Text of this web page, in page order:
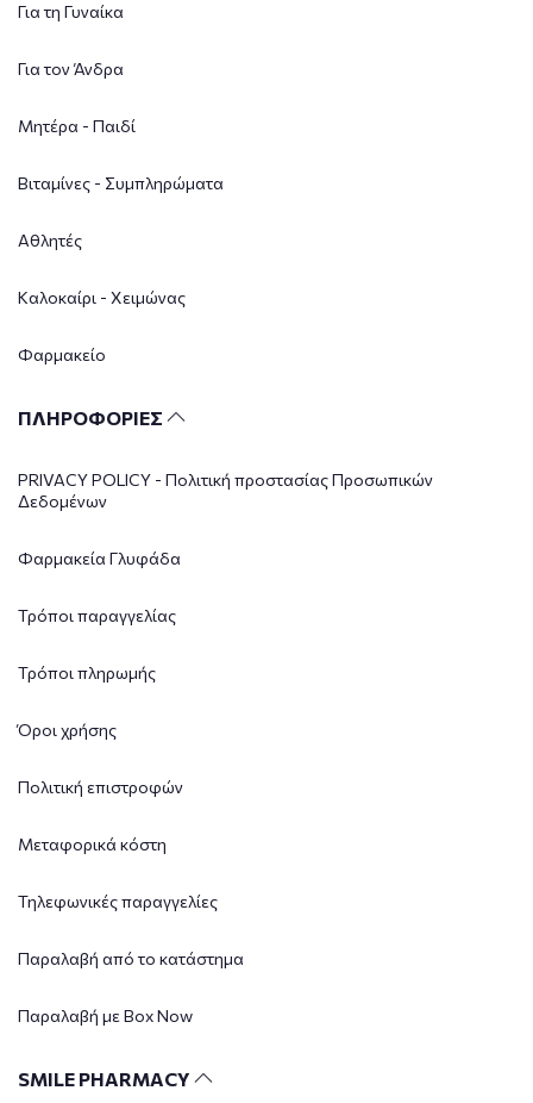
Για τη Γυναίκα
Για τον Άνδρα
Μητέρα - Παιδί
Βιταμίνες - Συμπληρώματα
Αθλητές
Καλοκαίρι - Χειμώνας
Φαρμακείο
ΠΛΗΡΟΦΟΡΙΕΣ
PRIVACY POLICY - Πολιτική προστασίας Προσωπικών
Δεδομένων
Φαρμακεία Γλυφάδα
Τρόποι παραγγελίας
Τρόποι πληρωμής
Όροι χρήσης
Πολιτική επιστροφών
Μεταφορικά κόστη
Τηλεφωνικές παραγγελίες
Παραλαβή από το κατάστημα
Παραλαβή με Box Now
SMILE PHARMACY